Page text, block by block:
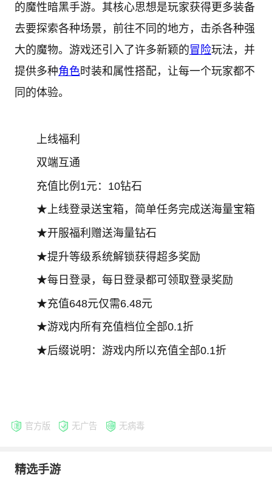
的魔性暗黑手游。其核心思想是玩家获得更多装备
去要探索各种场景，前往不同的地方，击杀各种强
大的魔物。游戏还引入了许多新颖的冒险玩法，并
提供多种角色时装和属性搭配，让每一个玩家都不
同的体验。
上线福利
双端互通
充值比例1元：10钻石
★上线登录送宝箱，简单任务完成送海量宝箱
★开服福利赠送海量钻石
★提升等级系统解锁获得超多奖励
★每日登录，每日登录都可领取登录奖励
★充值648元仅需6.48元
★游戏内所有充值档位全部0.1折
★后缀说明：游戏内所以充值全部0.1折
官方版 无广告 无病毒
精选手游